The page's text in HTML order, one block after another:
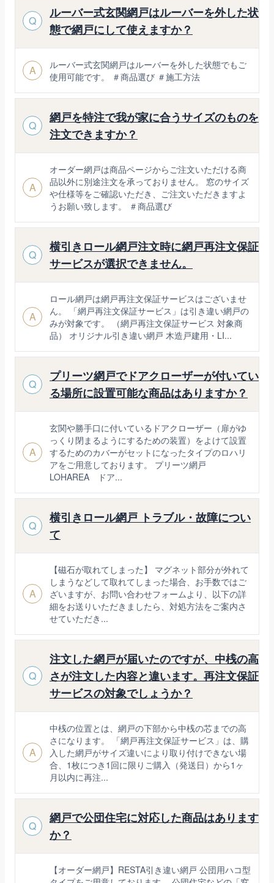
Q
ルーバー式玄関網戸はルーバーを外した状
態で網戸にして使えますか？
A
ルーバー式玄関網戸はルーバーを外した状態でもご
使用可能です。 ＃商品選び ＃施工方法
Q
網戸を特注で我が家に合うサイズのものを
注文できますか？
A
オーダー網戸は商品ページからご注文いただける商
品以外に別途注文を承っておりません。 窓のサイズ
や仕様等をご確認いただき、ご注文いただきますよ
うお願い致します。 ＃商品選び
Q
横引きロール網戸注文時に網戸再注文保証
サービスが選択できません。
A
ロール網戸は網戸再注文保証サービスはございませ
ん。 「網戸再注文保証サービス」は引き違い網戸の
みが対象です。 （網戸再注文保証サービス 対象商
品） オリジナル引き違い網戸 木造戸建用・LI...
Q
プリーツ網戸でドアクローザーが付いてい
る場所に設置可能な商品はありますか？
A
玄関や勝手口に付いているドアクローザー（扉がゆ
っくり閉まるようにするための装置）をよけて設置
するためのカバーがセットになったタイプのロハリ
アをご用意しております。 プリーツ網戸
LOHAREA ドア...
Q
横引きロール網戸 トラブル・故障につい
て
A
【磁石が取れてしまった】 マグネット部分が外れて
しまうなどして取れてしまった場合、お手数ではご
ざいますが、お問い合わせフォームより、以下の詳
細をお送りいただきましたら、対処方法をご案内さ
せていただき...
Q
注文した網戸が届いたのですが、中桟の高
さが注文した内容と違います。再注文保証
サービスの対象でしょうか？
A
中桟の位置とは、網戸の下部から中桟の芯までの高
さになります。 「網戸再注文保証サービス」は、購
入した網戸がサイズ違いにより取り付けできない場
合、1枚につき1回に限りご購入（発送日）から1ヶ
月以内に再注...
Q
網戸で公団住宅に対応した商品はあります
か？
【オーダー網戸】RESTA引き違い網戸 公団用ハコ型